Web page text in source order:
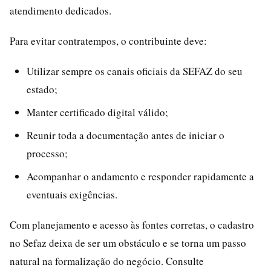
atendimento dedicados.
Para evitar contratempos, o contribuinte deve:
Utilizar sempre os canais oficiais da SEFAZ do seu
estado;
Manter certificado digital válido;
Reunir toda a documentação antes de iniciar o
processo;
Acompanhar o andamento e responder rapidamente a
eventuais exigências.
Com planejamento e acesso às fontes corretas, o cadastro
no Sefaz deixa de ser um obstáculo e se torna um passo
natural na formalização do negócio. Consulte